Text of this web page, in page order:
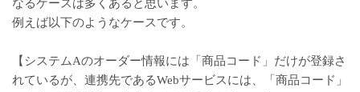
なるケースは多くあると思います。
例えば以下のようなケースです。
【システムAのオーダー情報には「商品コード」だけが登録さ
れているが、連携先であるWebサービスには、「商品コード」